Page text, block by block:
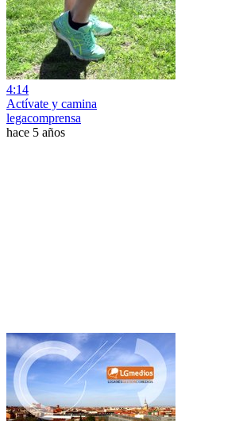
4:14
Actívate y camina
legacomprensa
hace 5 años